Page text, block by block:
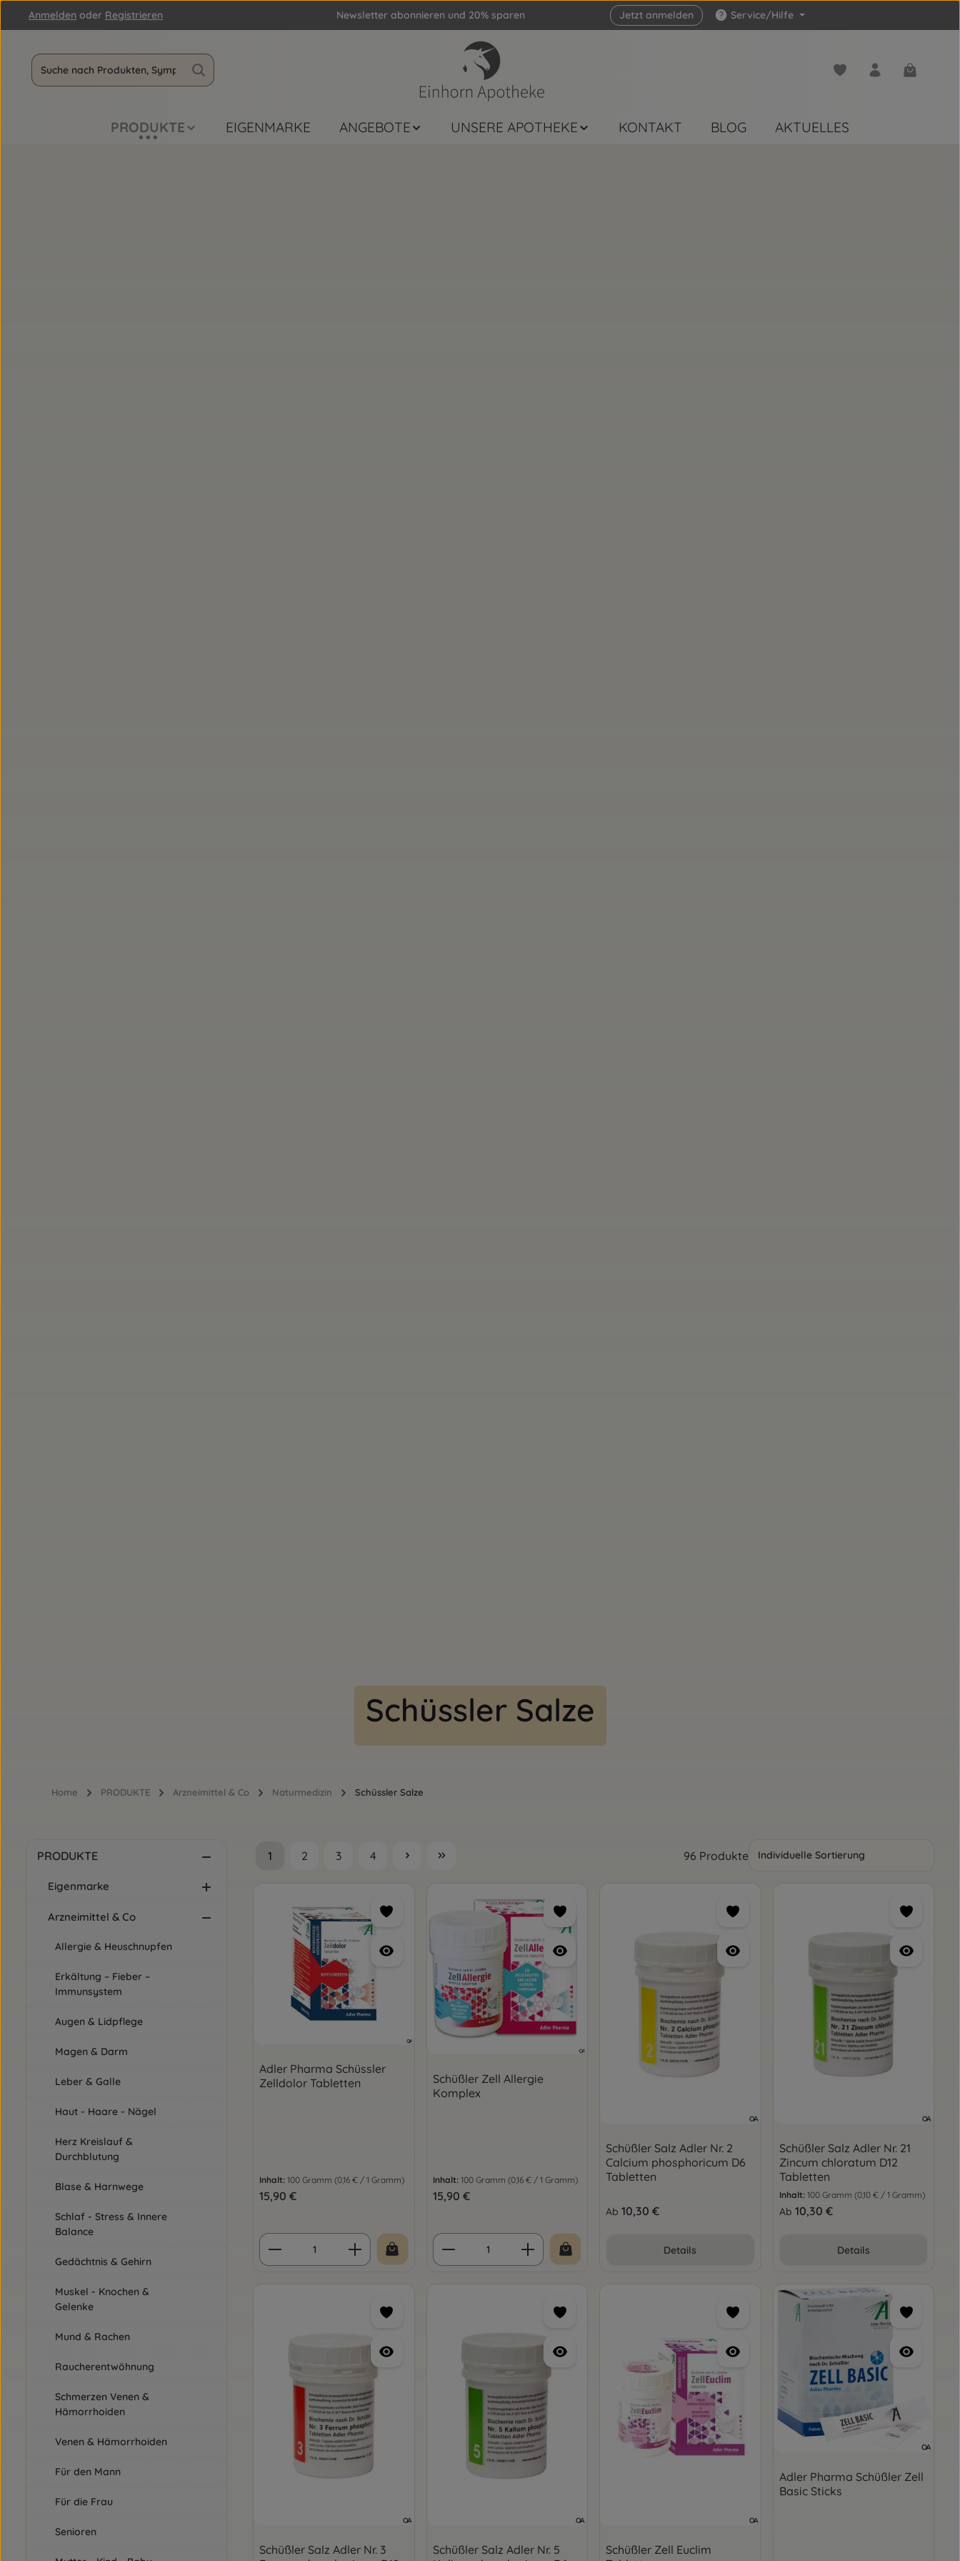
Hauptinhalt springen
Zur Suche springen
Zur Hauptnavigation springen
Anmelden oder Registrieren Newsletter abonnieren und 20% sparen Jetzt anmelden Service/Hilfe
Du hast 0 Produkte auf
PRODUKTE EIGENMARKE ANGEBOTE UNSERE APOTHEKE KONTAKT BLOG AKTUELLES
Schüssler Salze
Home PRODUKTE Arzneimittel & Co Naturmedizin Schüssler Salze
PRODUKTE
Eigenmarke
Arzneimittel & Co
Allergie & Heuschnupfen
Erkältung – Fieber –
Immunsystem
Augen & Lidpflege
Magen & Darm
Leber & Galle
Haut - Haare - Nägel
Herz Kreislauf &
Durchblutung
Blase & Harnwege
Schlaf - Stress & Innere
Balance
Gedächtnis & Gehirn
Muskel - Knochen &
Gelenke
Mund & Rachen
Raucherentwöhnung
Schmerzen Venen &
Hämorrhoiden
Venen & Hämorrhoiden
Für den Mann
Für die Frau
Senioren
Seite
1
Seite
2
Seite
3
Seite
4 96 Produkte
Adler Pharma Schüssler
Zelldolor Tabletten
Inhalt: 100 Gramm (0,16 € / 1 Gramm)
Regulärer Preis:
15,90 €
Produkt Anzahl: Gib den gewünschten Wert ein oder benutze die Schaltflächen um
Schüßler Zell Allergie
Komplex
Inhalt: 100 Gramm (0,16 € / 1 Gramm)
Regulärer Preis:
15,90 €
Produkt Anzahl: Gib den gewünschten Wert ein oder benutze
Schüßler Salz Adler Nr. 2
Calcium phosphoricum D6
Tabletten
Regulärer Preis:
Ab 10,30 €
Details
Schüßler Salz Adler Nr. 21
Zincum chloratum D12
Tabletten
Inhalt: 100 Gramm (0,10 € / 1 Gramm)
Regulärer Preis:
Ab 10,30 €
Details
Schüßler Salz Adler Nr. 3
Schüßler Salz Adler Nr. 5
Schüßler Zell Euclim
Adler Pharma Schüßler Zell
Basic Sticks